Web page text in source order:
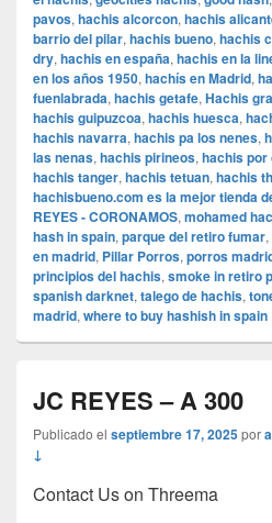
pavos, hachis alcorcon, hachis
barrio del pilar, hachis bueno, hachis
dry, hachis en españa, hachis en la
en los años 1950, hachís en Madrid,
fuenlabrada, hachis getafe, Hachis
hachis guipuzcoa, hachis huesca,
hachis navarra, hachis pa los nenes,
las nenas, hachis pirineos, hachis por
hachis tanger, hachis tetuan, hachis
hachisbueno.com es la mejor tienda
REYES - CORONAMOS, mohamed
hash in spain, parque del retiro fumar,
en madrid, Pillar Porros, porros
principios del hachis, smoke in retiro
spanish darknet, talego de hachis,
madrid, where to buy hashish in spain
JC REYES – A 300
Publicado el septiembre 17, 2025por
↓
Contact Us on Threema